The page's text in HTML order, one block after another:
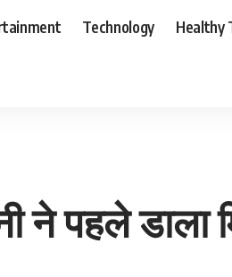
Technology Healthy
ने पहले डाला